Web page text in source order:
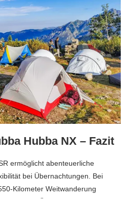
Hubba NX – Fazit
ermöglicht abenteuerliche
bei Übernachtungen. Bei
Kilometer Weitwanderung